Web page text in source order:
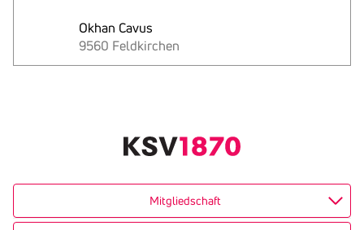
Okhan Cavus
9560 Feldkirchen
Mitgliedschaft